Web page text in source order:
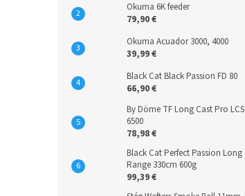
Okuma 6K feeder
79,90 €
Okuma Acuador 3000, 4000
39,99 €
Black Cat Black Passion FD 80
66,90 €
By Döme TF Long Cast Pro LCS
6500
78,98 €
Black Cat Perfect Passion Long
Range 330cm 600g
99,39 €